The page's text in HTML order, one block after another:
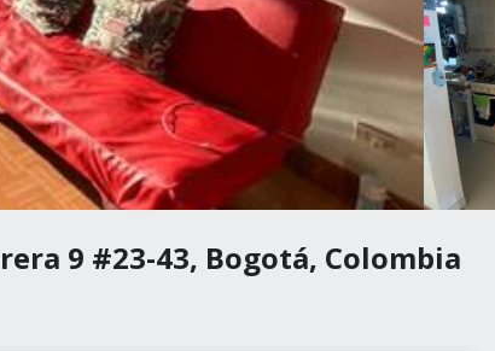
9 #23-43, Bogotá, Colombia